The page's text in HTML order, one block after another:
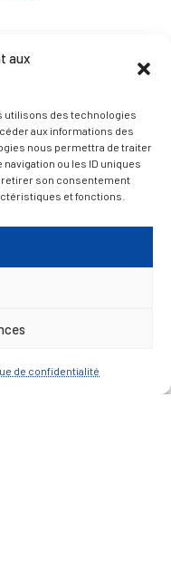
aux
utilisons des technologies
aux informations des
nous permettra de traiter
ou les ID uniques
retirer son consentement
et fonctions.
de confidentialité
des associations
agent
!